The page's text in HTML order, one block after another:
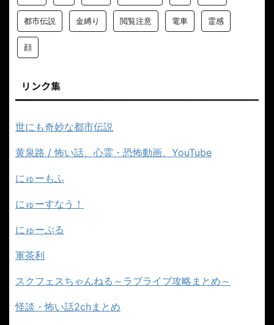
都市伝説 金縛り 閲覧注意 電車 霊感
顔
リンク集
世にも奇妙な都市伝説
黄泉路 / 怖い話、心霊・恐怖動画、YouTube
にゅーもふ
にゅーすなう！
にゅーぷる
軍茶利
スクフェスちゃんねる～ラブライブ攻略まとめ～
怪談・怖い話2chまとめ